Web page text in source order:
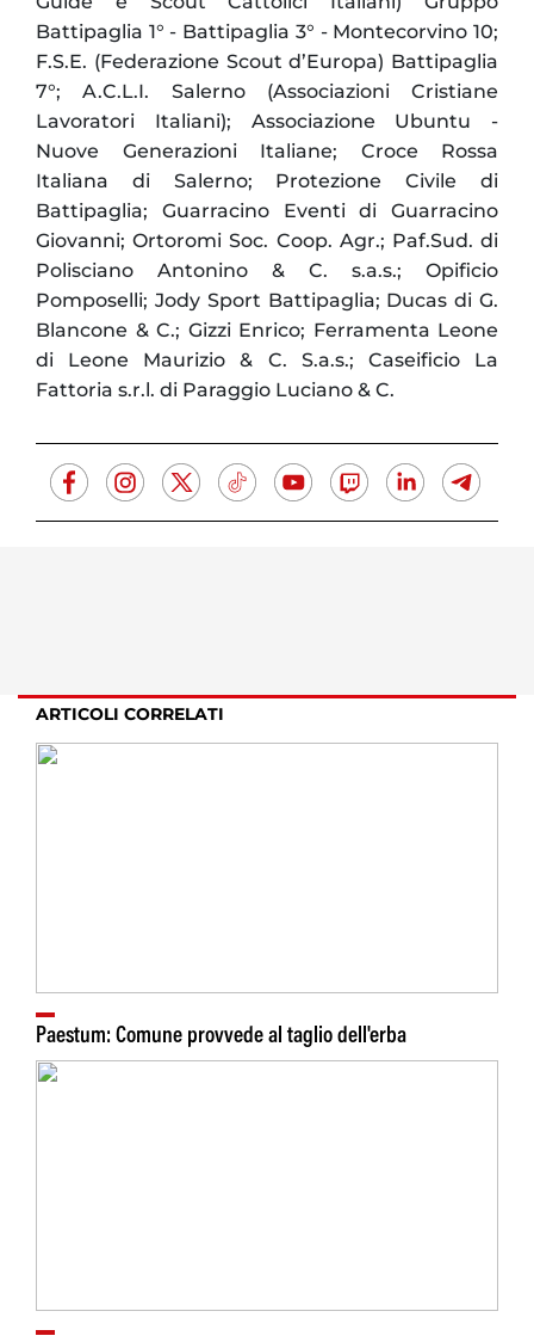
Battipaglia 1° - Battipaglia 3° - Montecorvino 10;
F.S.E. (Federazione Scout d’Europa) Battipaglia
7°; A.C.L.I. Salerno (Associazioni Cristiane
Lavoratori Italiani); Associazione Ubuntu -
Nuove Generazioni Italiane; Croce Rossa
Italiana di Salerno; Protezione Civile di
Battipaglia; Guarracino Eventi di Guarracino
Giovanni; Ortoromi Soc. Coop. Agr.; Paf.Sud. di
Polisciano Antonino & C. s.a.s.; Opificio
Pomposelli; Jody Sport Battipaglia; Ducas di G.
Blancone & C.; Gizzi Enrico; Ferramenta Leone
di Leone Maurizio & C. S.a.s.; Caseificio La
Fattoria s.r.l. di Paraggio Luciano & C.
ARTICOLI CORRELATI
Paestum: Comune provvede al taglio dell'erba